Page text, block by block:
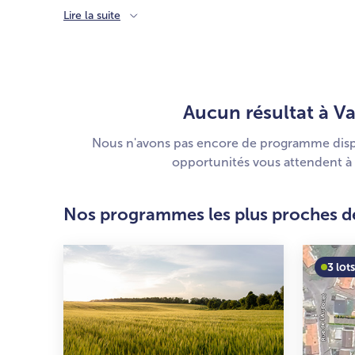
Lire la suite
Aucun résultat à
Nous n'avons pas encore de programme
opportunités vous attendent
Nos programmes les plus proches
3